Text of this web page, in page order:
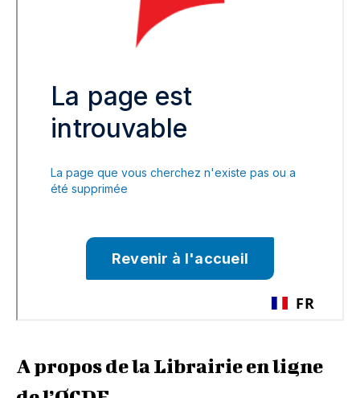
A propos de la Librairie en ligne